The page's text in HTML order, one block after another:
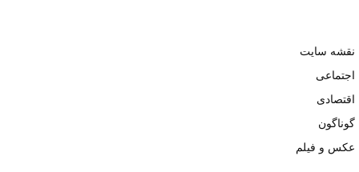
نقشه سایت
اجتماعی
اقتصادی
گوناگون
عکس و فیلم